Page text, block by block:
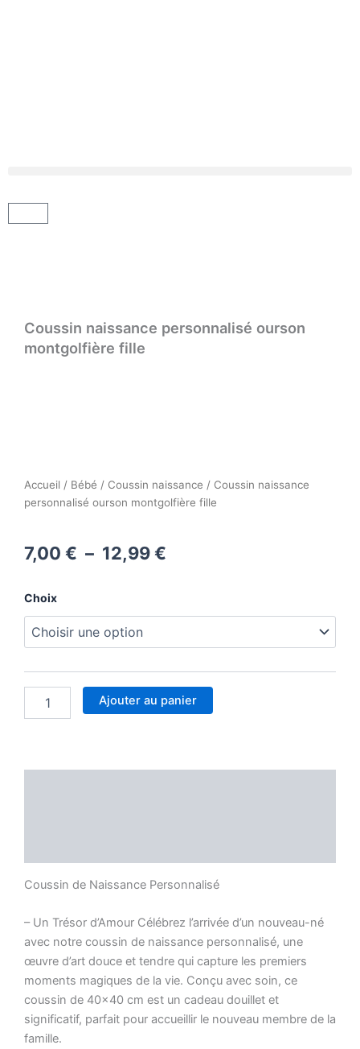
Coussin naissance personnalisé ourson
montgolfière fille
Accueil / Bébé / Coussin naissance / Coussin naissance
personnalisé ourson montgolfière fille
7,00 € – 12,99€
à
12,99 €
Choix
quantité
Coussin
naissance
ourson
montgolfière
Ajouter au panier
Coussin de Naissance Personnalisé
– Un Trésor d’Amour Célébrez l’arrivée d’un nouveau-né
avec notre coussin de naissance personnalisé, une
œuvre d’art douce et tendre qui capture les premiers
moments magiques de la vie. Conçu avec soin, ce
coussin de 40×40 cm est un cadeau douillet et
significatif, parfait pour accueillir le nouveau membre de la
famille.